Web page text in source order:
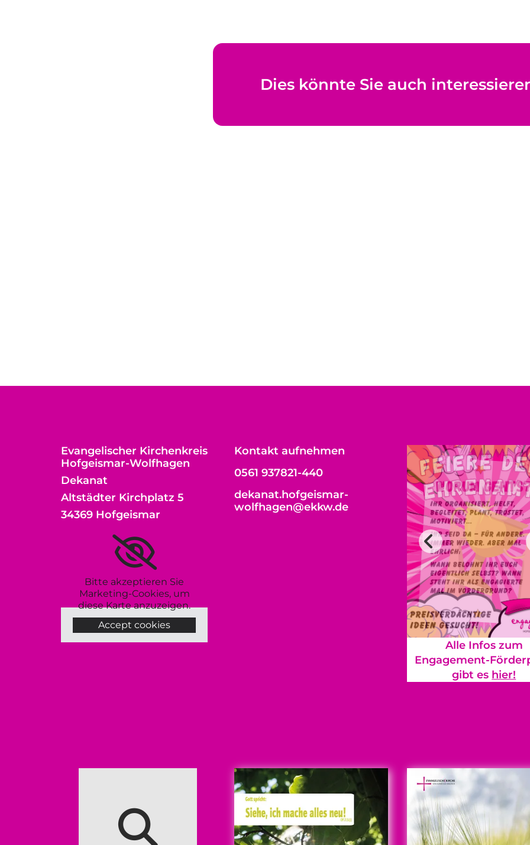
Dies könnte Sie auch
Evangelischer Kirchenkreis
Hofgeismar-Wolfhagen
Dekanat
Altstädter Kirchplatz 5
34369 Hofgeismar
Bitte akzeptieren Sie
Marketing-Cookies, um
diese Karte anzuzeigen.
Accept cookies
Kontakt aufnehmen
0561 937821-440
dekanat.hofgeismar-
wolfhagen@ekkw.de
Alle Infos zum
Engagement-
gibt es hier!